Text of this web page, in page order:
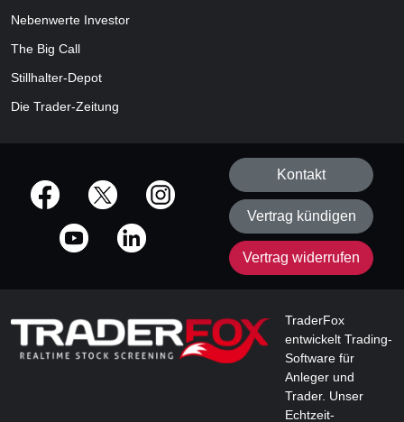
Nebenwerte Investor
The Big Call
Stillhalter-Depot
Die Trader-Zeitung
offizielle Social Media-Accounts
Kontakt
Vertrag kündigen
Vertrag widerrufen
TraderFox
entwickelt Trading-
Software für
Anleger und
Trader. Unser
Echtzeit-